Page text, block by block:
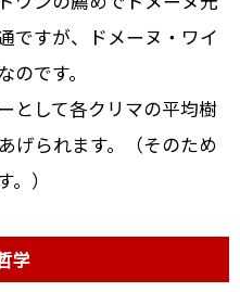
ですが、ドメーヌ・ワイ
です。
として各クリマの平均樹
げられます。（そのため
）
学